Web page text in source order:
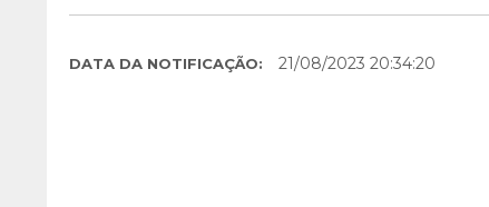
DATA DA NOTIFICAÇÃO: 21/08/2023 20:34:20